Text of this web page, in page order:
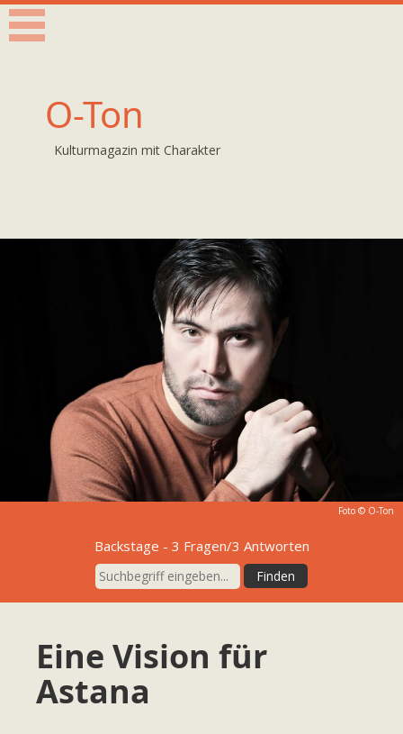
O-Ton
Kulturmagazin mit Charakter
Foto © O-Ton
Backstage - 3 Fragen/3 Antworten
Eine Vision für
Astana